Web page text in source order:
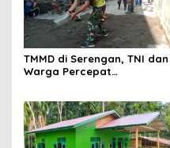
TMMD di Serengan, TNI dan
Warga Percepat